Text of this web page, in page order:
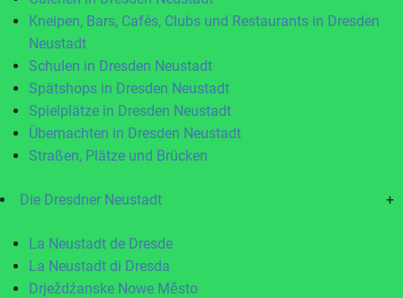
Kneipen, Bars, Cafés, Clubs und Restaurants in Dresden
Neustadt
Schulen in Dresden Neustadt
Spätshops in Dresden Neustadt
Spielplätze in Dresden Neustadt
Übernachten in Dresden Neustadt
Straßen, Plätze und Brücken
Die Dresdner Neustadt +
La Neustadt de Dresde
La Neustadt di Dresda
Drježdźanske Nowe Město